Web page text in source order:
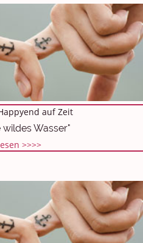
auf Zeit
wildes Wasser"
>>>>